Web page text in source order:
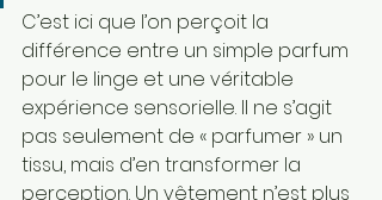
C’est ici que l’on perçoit la
différence entre un simple parfum
pour le linge et une véritable
expérience sensorielle. Il ne s’agit
pas seulement de « parfumer » un
tissu, mais d’en transformer la
perception. Un vêtement n’est plus